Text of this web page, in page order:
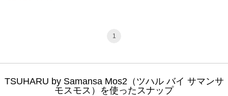
1
TSUHARU by Samansa Mos2（ツハル バイ サマンサ
モスモス）を使ったスナップ